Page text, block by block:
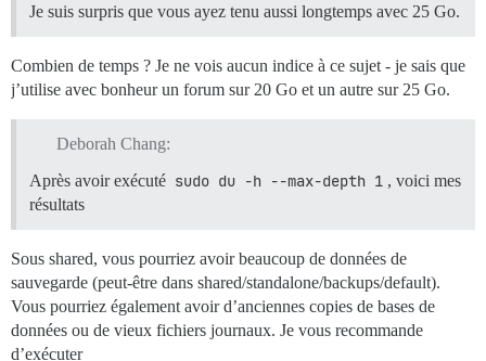
Je suis surpris que vous ayez tenu aussi longtemps avec 25 Go.
Combien de temps ? Je ne vois aucun indice à ce sujet - je sais que
j’utilise avec bonheur un forum sur 20 Go et un autre sur 25 Go.
Deborah Chang:
Après avoir exécuté sudo du -h --max-depth 1 , voici mes
résultats
Sous shared, vous pourriez avoir beaucoup de données de
sauvegarde (peut-être dans shared/standalone/backups/default).
Vous pourriez également avoir d’anciennes copies de bases de
données ou de vieux fichiers journaux. Je vous recommande
d’exécuter